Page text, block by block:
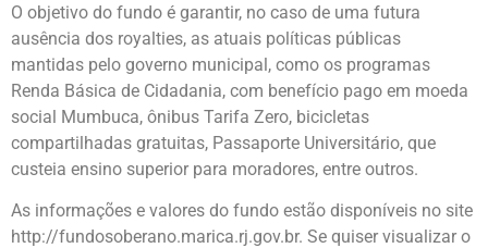
O objetivo do fundo é garantir, no caso de uma futura
ausência dos royalties, as atuais políticas públicas
mantidas pelo governo municipal, como os programas
Renda Básica de Cidadania, com benefício pago em moeda
social Mumbuca, ônibus Tarifa Zero, bicicletas
compartilhadas gratuitas, Passaporte Universitário, que
custeia ensino superior para moradores, entre outros.
As informações e valores do fundo estão disponíveis no site
http://fundosoberano.marica.rj.gov.br. Se quiser visualizar o